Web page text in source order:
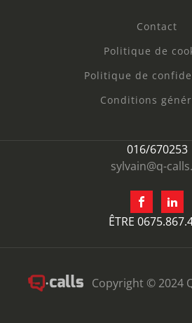
Contact
Politique de
Politique de
Conditions
016/670253
sylvain@q-
ÊTRE
Copyright © 2024